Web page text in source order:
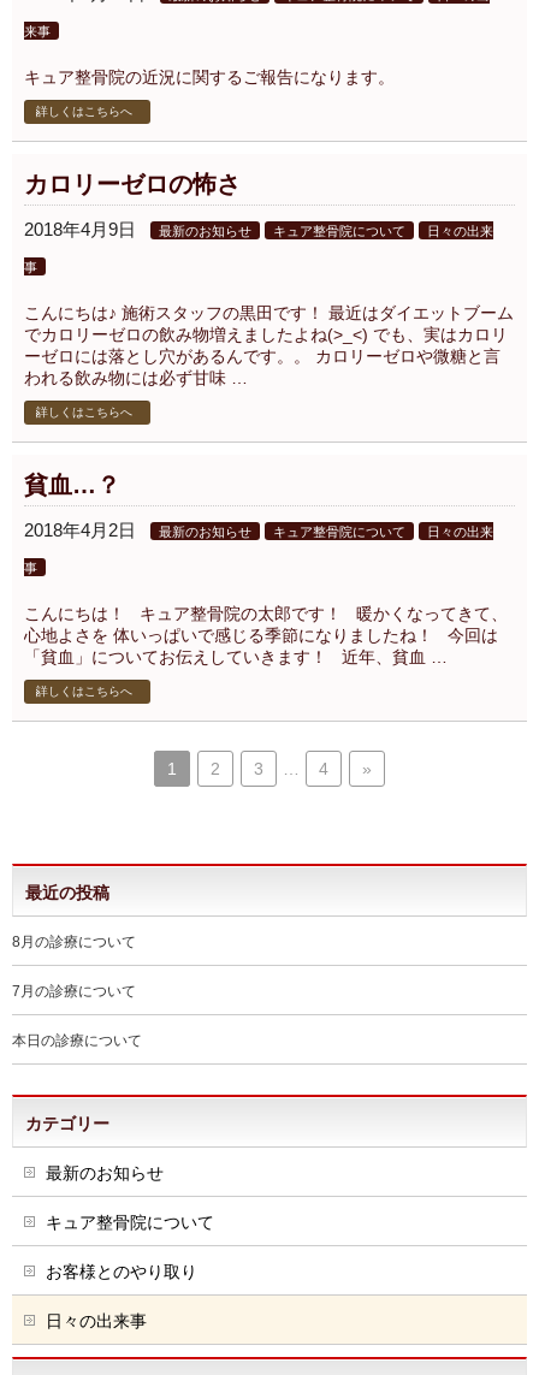
来事
キュア整骨院の近況に関するご報告になります。
詳しくはこちらへ
カロリーゼロの怖さ
2018年4月9日 最新のお知らせ キュア整骨院について 日々の出来
事
こんにちは♪ 施術スタッフの黒田です！ 最近はダイエットブーム
でカロリーゼロの飲み物増えましたよね(>_<) でも、実はカロリ
ーゼロには落とし穴があるんです。。 カロリーゼロや微糖と言
われる飲み物には必ず甘味 …
詳しくはこちらへ
貧血…？
2018年4月2日 最新のお知らせ キュア整骨院について 日々の出来
事
こんにちは！ キュア整骨院の太郎です！ 暖かくなってきて、
心地よさを 体いっぱいで感じる季節になりましたね！ 今回は
「貧血」についてお伝えしていきます！ 近年、貧血 …
詳しくはこちらへ
1 2 3 4 »
最近の投稿
8月の診療について
7月の診療について
本日の診療について
カテゴリー
最新のお知らせ
キュア整骨院について
お客様とのやり取り
日々の出来事